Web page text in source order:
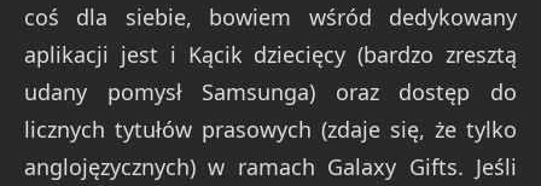
coś dla siebie, bowiem wśród dedykowany
aplikacji jest i Kącik dziecięcy (bardzo zresztą
udany pomysł Samsunga) oraz dostęp do
licznych tytułów prasowych (zdaje się, że tylko
anglojęzycznych) w ramach Galaxy Gifts. Jeśli